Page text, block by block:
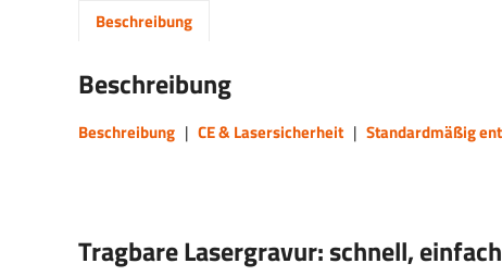
Beschreibung
Beschreibung
Beschreibung | CE & Lasersicherheit | Standardmäßig
Tragbare Lasergravur: schnell,